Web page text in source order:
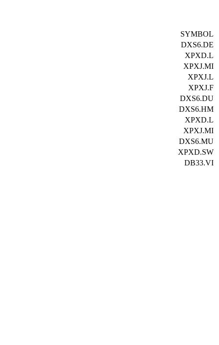
SYMBOL
DXS6.DE
XPXD.L
XPXJ.MI
XPXJ.L
XPXJ.F
DXS6.DU
DXS6.HM
XPXD.L
XPXJ.MI
DXS6.MU
XPXD.SW
DB33.VI